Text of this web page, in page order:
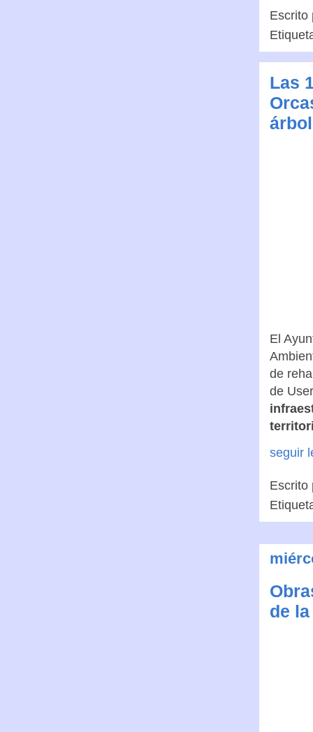
Las
El
de
de
seguir
de